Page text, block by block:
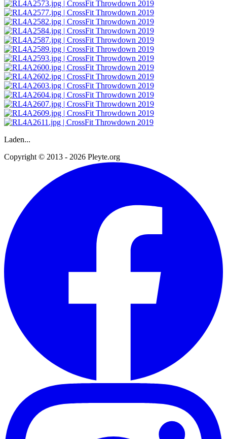
Laden...
Copyright © 2013 - 2026 Pleyte.org